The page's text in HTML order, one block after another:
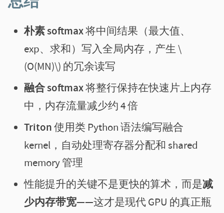
朴素 softmax将中间结果（最大值、
exp、求和）写入全局内存，产生 \
(O(MN)\) 的冗余读写
融合 softmax将整行保持在快速片上内存
中，内存流量减少约 4 倍
Triton使用类 Python 语法编写融合
kernel，自动处理寄存器分配和 shared
memory 管理
性能提升的关键不是更快的算术，而是减
少内存带宽——这才是现代 GPU 的真正瓶